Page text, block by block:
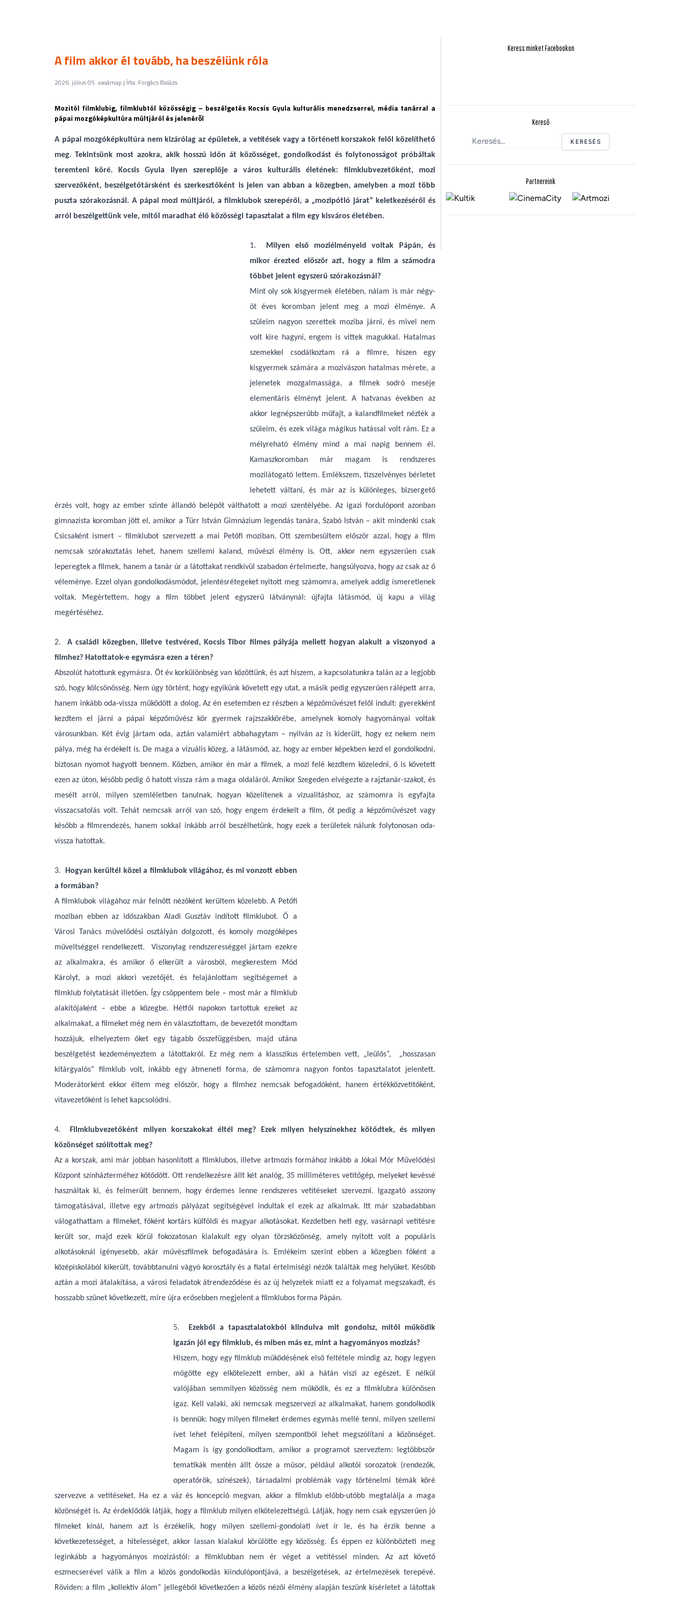
A film akkor él tovább, ha beszélünk róla
2026. július 05. vasárnap | Írta: Forgács Balázs
Mozitól filmklubig, filmklubtól közösségig – beszélgetés Kocsis Gyula kulturális menedzserrel, média tanárral a
pápai mozgóképkultúra múltjáról és jelenéről
A pápai mozgóképkultúra nem kizárólag az épületek, a vetítések vagy a történeti korszakok felől közelíthető
meg. Tekintsünk most azokra, akik hosszú időn át közösséget, gondolkodást és folytonosságot próbáltak
teremteni köré. Kocsis Gyula ilyen szereplője a város kulturális életének: filmklubvezetőként, mozi
szervezőként, beszélgetőtársként és szerkesztőként is jelen van abban a közegben, amelyben a mozi több
puszta szórakozásnál. A pápai mozi múltjáról, a filmklubok szerepéről, a „mozipótló járat” keletkezéséről és
arról beszélgettünk vele, mitől maradhat élő közösségi tapasztalat a film egy kisváros életében.
1.
Milyen első moziélményeid voltak Pápán, és
mikor érezted először azt, hogy a film a számodra
többet jelent egyszerű szórakozásnál?
Mint oly sok kisgyermek életében, nálam is már négy-
öt éves koromban jelent meg a mozi élménye. A
szüleim nagyon szerettek moziba járni, és mivel nem
volt kire hagyni, engem is vittek magukkal. Hatalmas
szemekkel csodálkoztam rá a filmre, hiszen egy
kisgyermek számára a mozivászon hatalmas mérete, a
jelenetek mozgalmassága, a filmek sodró meséje
elementáris élményt jelent. A hatvanas években az
akkor legnépszerűbb műfajt, a kalandfilmeket nézték a
szüleim, és ezek világa mágikus hatással volt rám. Ez a
mélyreható élmény mind a mai napig bennem él.
Kamaszkoromban már magam is rendszeres
mozilátogató lettem. Emlékszem, tízszelvényes bérletet
lehetett váltani, és már az is különleges, bizsergető
érzés volt, hogy az ember szinte állandó belépőt válthatott a mozi szentélyébe. Az igazi fordulópont azonban
gimnazista koromban jött el, amikor a Türr István Gimnázium legendás tanára, Szabó István – akit mindenki csak
Csicsaként ismert – filmklubot szervezett a mai Petőfi moziban. Ott szembesültem először azzal, hogy a film
nemcsak szórakoztatás lehet, hanem szellemi kaland, művészi élmény is. Ott, akkor nem egyszerűen csak
leperegtek a filmek, hanem a tanár úr a látottakat rendkívül szabadon értelmezte, hangsúlyozva, hogy az csak az ő
véleménye. Ezzel olyan gondolkodásmódot, jelentésrétegeket nyitott meg számomra, amelyek addig ismeretlenek
voltak. Megértettem, hogy a film többet jelent egyszerű látványnál: újfajta látásmód, új kapu a világ
megértéséhez.
2. A családi közegben, illetve testvéred, Kocsis Tibor filmes pályája mellett hogyan alakult a viszonyod a
filmhez? Hatottatok-e egymásra ezen a téren?
Abszolút hatottunk egymásra. Öt év korkülönbség van közöttünk, és azt hiszem, a kapcsolatunkra talán az a legjobb
szó, hogy kölcsönösség. Nem úgy történt, hogy egyikünk követett egy utat, a másik pedig egyszerűen rálépett arra,
hanem inkább oda-vissza működött a dolog. Az én esetemben ez részben a képzőművészet felől indult: gyerekként
kezdtem el járni a pápai képzőművész kör gyermek rajzszakkörébe, amelynek komoly hagyományai voltak
városunkban. Két évig jártam oda, aztán valamiért abbahagytam – nyilván az is kiderült, hogy ez nekem nem
pálya, még ha érdekelt is. De maga a vizuális közeg, a látásmód, az, hogy az ember képekben kezd el gondolkodni,
biztosan nyomot hagyott bennem. Közben, amikor én már a filmek, a mozi felé kezdtem közeledni, ő is követett
ezen az úton, később pedig ő hatott vissza rám a maga oldaláról. Amikor Szegeden elvégezte a rajztanár-szakot, és
mesélt arról, milyen szemléletben tanulnak, hogyan közelítenek a vizualitáshoz, az számomra is egyfajta
visszacsatolás volt. Tehát nemcsak arról van szó, hogy engem érdekelt a film, őt pedig a képzőművészet vagy
később a filmrendezés, hanem sokkal inkább arról beszélhetünk, hogy ezek a területek nálunk folytonosan oda-
vissza hatottak.
3.
Hogyan kerültél közel a filmklubok világához, és mi vonzott ebben
a formában?
A filmklubok világához már felnőtt nézőként kerültem közelebb. A Petőfi
moziban ebben az időszakban Aladi Gusztáv indított filmklubot. Ő a
Városi Tanács művelődési osztályán dolgozott, és komoly mozgóképes
műveltséggel rendelkezett. Viszonylag rendszerességgel jártam ezekre
az alkalmakra, és amikor ő elkerült a városból, megkerestem Mód
Károlyt, a mozi akkori vezetőjét, és felajánlottam segítségemet a
filmklub folytatását illetően. Így csöppentem bele – most már a filmklub
alakítójaként – ebbe a közegbe. Hétfői napokon tartottuk ezeket az
alkalmakat, a filmeket még nem én választottam, de bevezetőt mondtam
hozzájuk, elhelyeztem őket egy tágabb összefüggésben, majd utána
beszélgetést kezdeményeztem a látottakról. Ez még nem a klasszikus értelemben vett, „leülős”, „hosszasan
kitárgyalós” filmklub volt, inkább egy átmeneti forma, de számomra nagyon fontos tapasztalatot jelentett.
Moderátorként ekkor éltem meg először, hogy a filmhez nemcsak befogadóként, hanem értékközvetítőként,
vitavezetőként is lehet kapcsolódni.
4.
Filmklubvezetőként milyen korszakokat éltél meg? Ezek milyen helyszínekhez kötődtek, és milyen
közönséget szólítottak meg?
Az a korszak, ami már jobban hasonlított a filmklubos, illetve artmozis formához inkább a Jókai Mór Művelődési
Központ színházterméhez kötődött. Ott rendelkezésre állt két analóg, 35 milliméteres vetítőgép, melyeket kevéssé
használtak ki, és felmerült bennem, hogy érdemes lenne rendszeres vetítéseket szervezni. Igazgató asszony
támogatásával, illetve egy artmozis pályázat segítségével indultak el ezek az alkalmak. Itt már szabadabban
válogathattam a filmeket, főként kortárs külföldi és magyar alkotásokat. Kezdetben heti egy, vasárnapi vetítésre
került sor, majd ezek körül fokozatosan kialakult egy olyan törzsközönség, amely nyitott volt a populáris
alkotásoknál igényesebb, akár művészfilmek befogadására is. Emlékeim szerint ebben a közegben főként a
középiskolából kikerült, továbbtanulni vágyó korosztály és a fiatal értelmiségi nézők találták meg helyüket. Később
aztán a mozi átalakítása, a városi feladatok átrendeződése és az új helyzetek miatt ez a folyamat megszakadt, és
hosszabb szünet következett, mire újra erősebben megjelent a filmklubos forma Pápán.
5.
Ezekből a tapasztalatokból kiindulva mit gondolsz, mitől működik
igazán jól egy filmklub, és miben más ez, mint a hagyományos mozizás?
Hiszem, hogy egy filmklub működésének első feltétele mindig az, hogy legyen
mögötte egy elkötelezett ember, aki a hátán viszi az egészet. E nélkül
valójában semmilyen közösség nem működik, és ez a filmklubra különösen
igaz. Kell valaki, aki nemcsak megszervezi az alkalmakat, hanem gondolkodik
is bennük: hogy milyen filmeket érdemes egymás mellé tenni, milyen szellemi
ívet lehet felépíteni, milyen szempontból lehet megszólítani a közönséget.
Magam is így gondolkodtam, amikor a programot szerveztem: legtöbbször
tematikák mentén állt össze a műsor, például alkotói sorozatok (rendezők,
operatőrök, színészek), társadalmi problémák vagy történelmi témák köré
szervezve a vetítéseket. Ha ez a váz és koncepció megvan, akkor a filmklub előbb-utóbb megtalálja a maga
közönségét is. Az érdeklődők látják, hogy a filmklub milyen elkötelezettségű. Látják, hogy nem csak egyszerűen jó
filmeket kínál, hanem azt is érzékelik, hogy milyen szellemi-gondolati ívet ír le, és ha érzik benne a
következetességet, a hitelességet, akkor lassan kialakul körülötte egy közösség. És éppen ez különbözteti meg
leginkább a hagyományos mozizástól: a filmklubban nem ér véget a vetítéssel minden. Az azt követő
eszmecserével válik a film a közös gondolkodás kiindulópontjává, a beszélgetések, az értelmezések terepévé.
Röviden: a film „kollektív álom” jellegéből következően a közös nézői élmény alapján teszünk kísérletet a látottak
Keress minket Facebookon
Kereső
KERESÉS
Partnereink